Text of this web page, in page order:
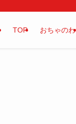
TOP おちゃのわ